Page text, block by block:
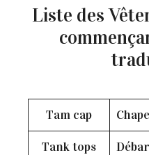
Liste des
Tam cap
Tank tops